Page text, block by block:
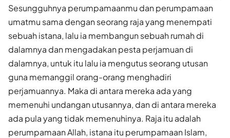
Sesungguhnya perumpamaanmu dan perumpamaan
umatmu sama dengan seorang raja yang menempati
sebuah istana, lalu ia membangun sebuah rumah di
dalamnya dan mengadakan pesta perjamuan di
dalamnya, untuk itu lalu ia mengutus seorang utusan
guna memanggil orang-orang menghadiri
perjamuannya. Maka di antara mereka ada yang
memenuhi undangan utusannya, dan di antara mereka
ada pula yang tidak memenuhinya. Raja itu adalah
perumpamaan Allah, istana itu perumpamaan Islam,